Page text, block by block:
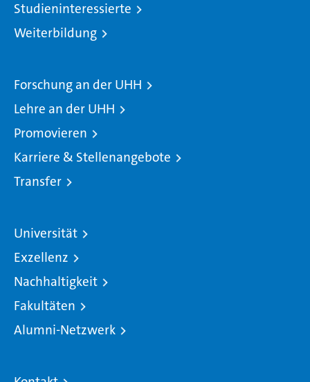
Studieninteressierte
Weiterbildung
Forschung an der UHH
Lehre an der UHH
Promovieren
Karriere & Stellenangebote
Transfer
Universität
Exzellenz
Nachhaltigkeit
Fakultäten
Alumni-Netzwerk